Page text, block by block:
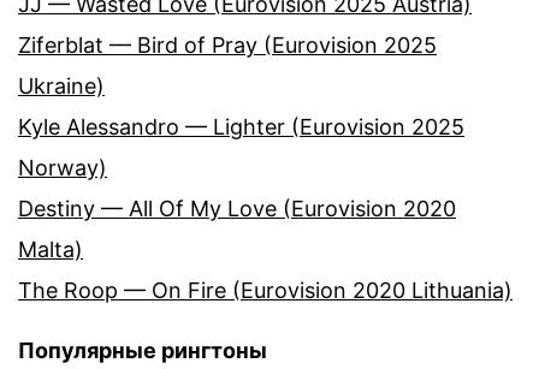
Ziferblat — Bird of Pray (Eurovision 2025
Ukraine)
Kyle Alessandro — Lighter (Eurovision 2025
Norway)
Destiny — All Of My Love (Eurovision 2020
Malta)
The Roop — On Fire (Eurovision 2020 Lithuania)
Популярные рингтоны